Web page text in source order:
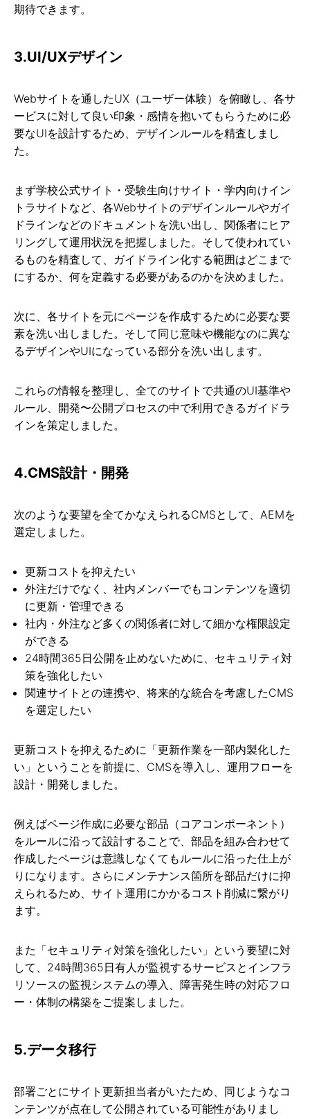
期待できます。
3.UI/UXデザイン
Webサイトを通したUX（ユーザー体験）を俯瞰し、各サ
ービスに対して良い印象・感情を抱いてもらうために必
要なUIを設計するため、デザインルールを精査しまし
た。
まず学校公式サイト・受験生向けサイト・学内向けイン
トラサイトなど、各Webサイトのデザインルールやガイ
ドラインなどのドキュメントを洗い出し、関係者にヒア
リングして運用状況を把握しました。そして使われてい
るものを精査して、ガイドライン化する範囲はどこまで
にするか、何を定義する必要があるのかを決めました。
次に、各サイトを元にページを作成するために必要な要
素を洗い出しました。そして同じ意味や機能なのに異な
るデザインやUIになっている部分を洗い出します。
これらの情報を整理し、全てのサイトで共通のUI基準や
ルール、開発〜公開プロセスの中で利用できるガイドラ
インを策定しました。
4.CMS設計・開発
次のような要望を全てかなえられるCMSとして、AEMを
選定しました。
更新コストを抑えたい
外注だけでなく、社内メンバーでもコンテンツを適切
に更新・管理できる
社内・外注など多くの関係者に対して細かな権限設定
ができる
24時間365日公開を止めないために、セキュリティ対
策を強化したい
関連サイトとの連携や、将来的な統合を考慮したCMS
を選定したい
更新コストを抑えるために「更新作業を一部内製化した
い」ということを前提に、CMSを導入し、運用フローを
設計・開発しました。
例えばページ作成に必要な部品（コアコンポーネント）
をルールに沿って設計することで、部品を組み合わせて
作成したページは意識しなくてもルールに沿った仕上が
りになります。さらにメンテナンス箇所を部品だけに抑
えられるため、サイト運用にかかるコスト削減に繋がり
ます。
また「セキュリティ対策を強化したい」という要望に対
して、24時間365日有人が監視するサービスとインフラ
リソースの監視システムの導入、障害発生時の対応フロ
ー・体制の構築をご提案しました。
5.データ移行
部署ごとにサイト更新担当者がいたため、同じようなコ
ンテンツが点在して公開されている可能性がありまし